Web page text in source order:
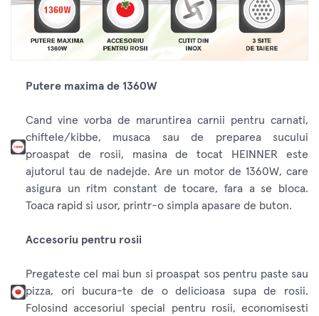
Putere maxima de 1360W
Cand vine vorba de maruntirea carnii pentru carnati,
chiftele/kibbe, musaca sau de preparea sucului
proaspat de rosii, masina de tocat HEINNER este
ajutorul tau de nadejde. Are un motor de 1360W, care
asigura un ritm constant de tocare, fara a se bloca.
Toaca rapid si usor, printr-o simpla apasare de buton.
Accesoriu pentru rosii
Pregateste cel mai bun si proaspat sos pentru paste sau
pizza, ori bucura-te de o delicioasa supa de rosii.
Folosind accesoriul special pentru rosii, economisesti